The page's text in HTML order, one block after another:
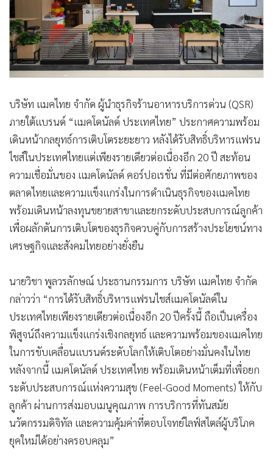
•
กองทุนรวม
• Celeb Online
• Factcheck
• ญี่ปุ่น
• Gotomanager
บริษัท แมคไทย จำกัด ผู้นำธุรกิจร้านอาหารบริการด่วน (QSR)
ภายใต้แบรนด์ “แมคโดนัลด์ ประเทศไทย” ประกาศความพร้อม
เดินหน้ากลยุทธ์การเติบโตระยะยาว หลังได้รับสิทธิ์บริหารแฟรน
ไชส์ในประเทศไทยแต่เพียงรายเดียวต่อเนื่องอีก 20 ปี สะท้อน
ความเชื่อมั่นของ แมคโดนัลด์ คอร์ปอเรชั่น ที่มีต่อศักยภาพของ
ตลาดไทยและความแข็งแกร่งในการดำเนินธุรกิจของแมคไทย
พร้อมเดินหน้าลงทุนขยายสาขาและยกระดับประสบการณ์ลูกค้า
เพื่อผลักดันการเติบโตของธุรกิจควบคู่กับการสร้างประโยชน์ทาง
เศรษฐกิจและสังคมไทยอย่างยั่งยืน
นายวิชา พูลวรลักษณ์ ประธานกรรมการ บริษัท แมคไทย จำกัด
กล่าวว่า “การได้รับสิทธิ์บริหารแฟรนไชส์แมคโดนัลด์ใน
ประเทศไทยเพียงรายเดียวต่อเนื่องอีก 20 ปีครั้งนี้ ถือเป็นเครื่อง
พิสูจน์ถึงความแข็งแกร่งเชิงกลยุทธ์ และความพร้อมของแมคไทย
ในการขับเคลื่อนแบรนด์ระดับโลกให้เติบโตอย่างมั่นคงในไทย
หลังจากนี้ แมคโดนัลด์ ประเทศไทย พร้อมเดินหน้าเต็มที่เพื่อยก
ระดับประสบการณ์แห่งความสุข (Feel-Good Moments) ให้กับ
ลูกค้า ผ่านการส่งมอบเมนูคุณภาพ การบริการที่ทันสมัย
นวัตกรรมดิจิทัล และความคุ้มค่าที่ตอบโจทย์ไลฟ์สไตล์ผู้บริโภค
ยุคใหม่ได้อย่างครอบคลุม”